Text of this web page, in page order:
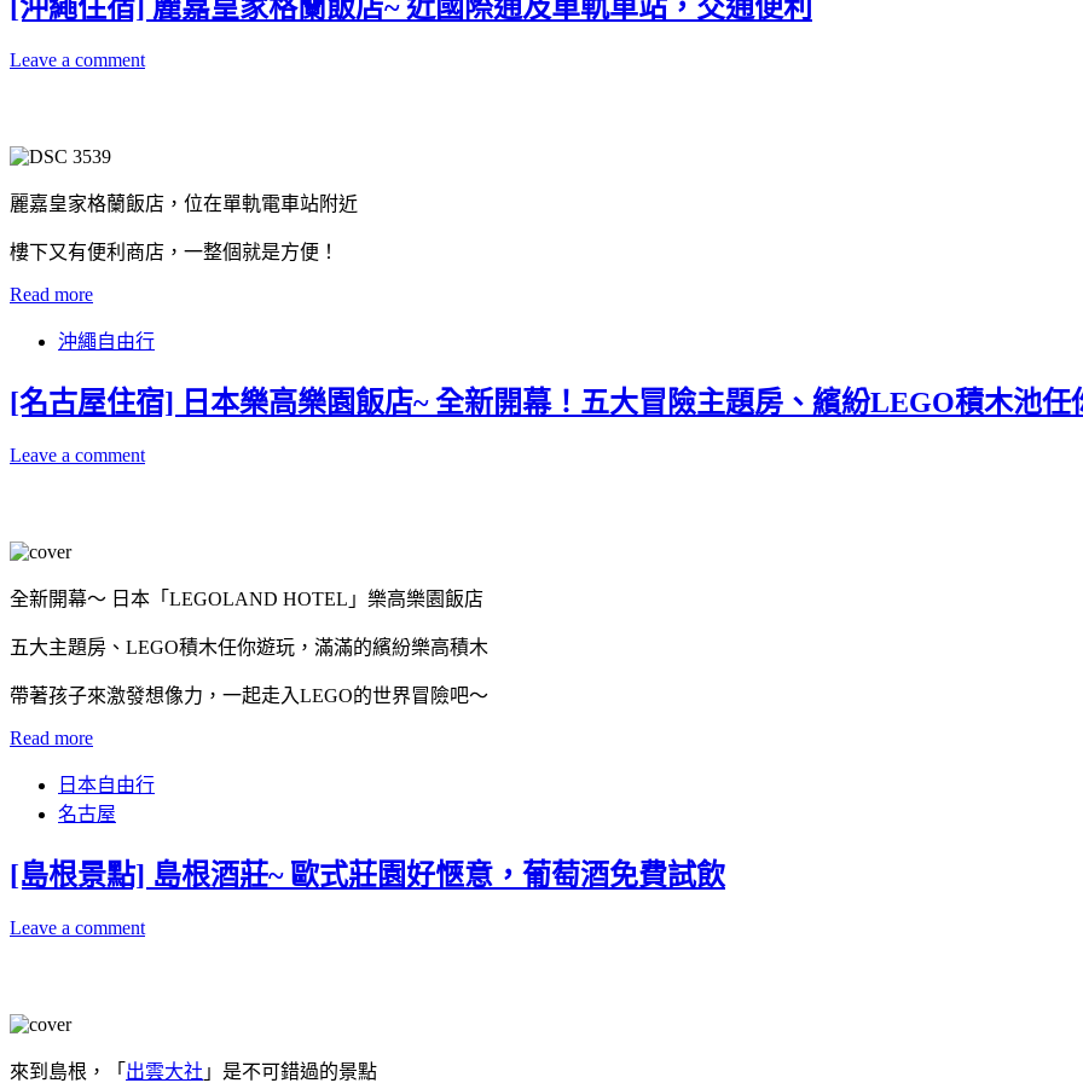
[沖繩住宿] 麗嘉皇家格蘭飯店~ 近國際通及單軌車站，交通便利
Leave a comment
麗嘉皇家格蘭飯店，位在單軌電車站附近
樓下又有便利商店，一整個就是方便！
Read more
沖繩自由行
[名古屋住宿] 日本樂高樂園飯店~ 全新開幕！五大冒險主題房、繽紛LEGO積木池任
Leave a comment
全新開幕～ 日本「LEGOLAND HOTEL」樂高樂園飯店
五大主題房、LEGO積木任你遊玩，滿滿的繽紛樂高積木
帶著孩子來激發想像力，一起走入LEGO的世界冒險吧～
Read more
日本自由行
名古屋
[島根景點] 島根酒莊~ 歐式莊園好愜意，葡萄酒免費試飲
Leave a comment
來到島根，「 出雲大社 」是不可錯過的景點